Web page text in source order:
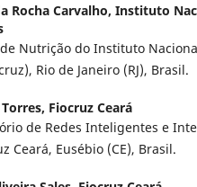
Rocha Carvalho, Instituto
Nutrição do Instituto
Rio de Janeiro (RJ), Brasil.
Fiocruz Ceará
de Redes Inteligentes e
Ceará, Eusébio (CE), Brasil.